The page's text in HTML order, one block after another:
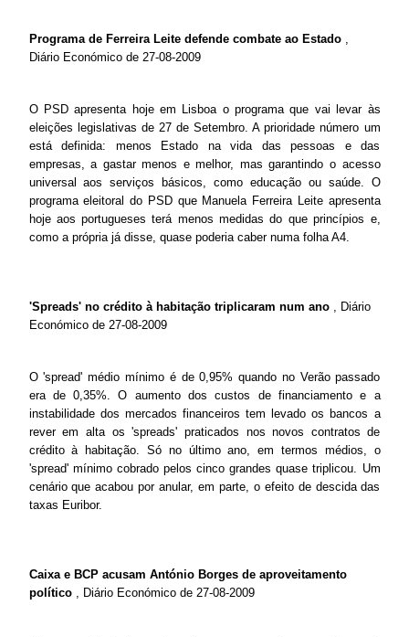
Programa de Ferreira Leite defende combate ao Estado ,
Diário Económico de 27-08-2009
O PSD apresenta hoje em Lisboa o programa que vai levar às
eleições legislativas de 27 de Setembro. A prioridade número um
está definida: menos Estado na vida das pessoas e das
empresas, a gastar menos e melhor, mas garantindo o acesso
universal aos serviços básicos, como educação ou saúde. O
programa eleitoral do PSD que Manuela Ferreira Leite apresenta
hoje aos portugueses terá menos medidas do que princípios e,
como a própria já disse, quase poderia caber numa folha A4.
'Spreads' no crédito à habitação triplicaram num ano , Diário
Económico de 27-08-2009
O 'spread' médio mínimo é de 0,95% quando no Verão passado
era de 0,35%. O aumento dos custos de financiamento e a
instabilidade dos mercados financeiros tem levado os bancos a
rever em alta os 'spreads' praticados nos novos contratos de
crédito à habitação. Só no último ano, em termos médios, o
'spread' mínimo cobrado pelos cinco grandes quase triplicou. Um
cenário que acabou por anular, em parte, o efeito de descida das
taxas Euribor.
Caixa e BCP acusam António Borges de aproveitamento
político , Diário Económico de 27-08-2009